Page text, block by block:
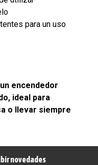
para un uso
encendedor
ideal para
o llevar siempre
novedades